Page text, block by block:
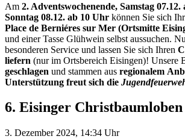
Am 2. Adventswochenende, Samstag 07.12.
Sonntag 08.12. ab 10 Uhr können Sie sich
Place de Berniéres sur Mer (Ortsmitte
und einer Tasse Glühwein selbst aussuchen.
besonderen Service und lassen Sie sich Ihren
liefern (nur im Ortsbereich Eisingen)! Unsere
geschlagen und stammen aus regionalem
Unterstützung freut sich die
6. Eisinger Christbaumloben
3. Dezember 2024, 14:34 Uhr